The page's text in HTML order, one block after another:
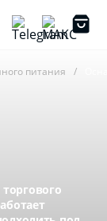
питания